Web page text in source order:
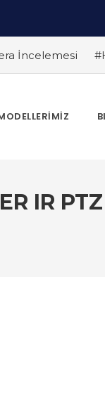
İncelemesi
#TRT
#Hikvision
IR